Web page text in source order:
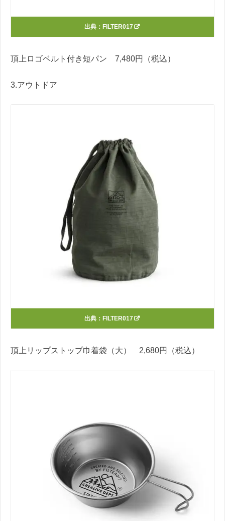
出典： FILTER017
頂上ロゴベルト付き短パン 7,480円（税込）
3.アウトドア
出典： FILTER017
頂上リップストップ巾着袋（大） 2,680円（税込）